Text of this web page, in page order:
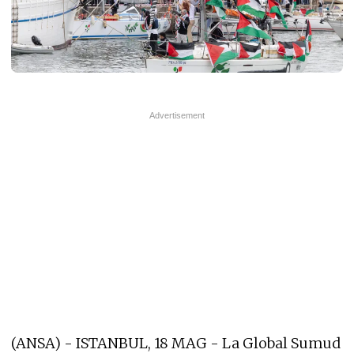
(ANSA) - ISTANBUL, 18 MAG - La Global Sumud